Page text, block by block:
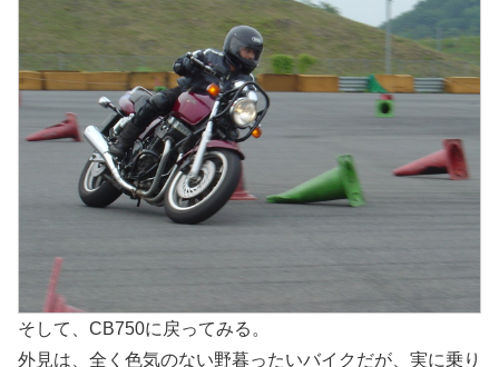
そして、CB750に戻ってみる。
外見は、全く色気のない野暮ったいバイクだが、実に乗り